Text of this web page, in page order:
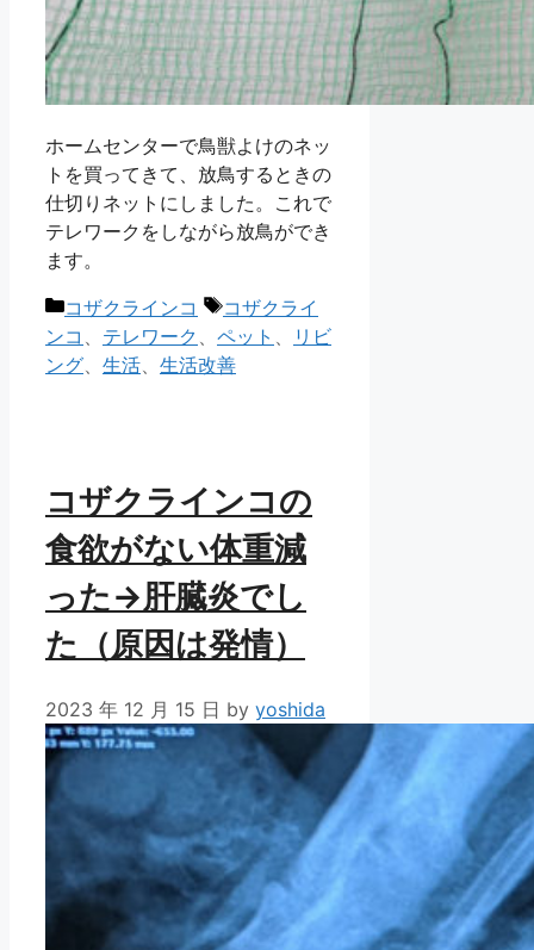
ホームセンターで鳥獣よけのネッ
トを買ってきて、放鳥するときの
仕切りネットにしました。これで
テレワークをしながら放鳥ができ
ます。
カ
テ
ゴ
コザクラインコ
タ
グ
コザクライ
ンコ 、 テレワーク 、 ペット 、
リビ
ング、 生活、 生活改善
コザクラインコの
食欲がない体重減
った→肝臓炎でし
た（原因は発情）
2023 年 12 月 15 日 by yoshida